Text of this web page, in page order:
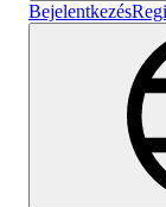
Bejelentkezés